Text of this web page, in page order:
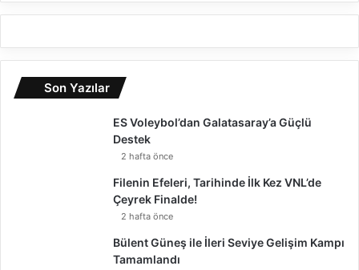
Son Yazılar
ES Voleybol’dan Galatasaray’a Güçlü
Destek
2 hafta önce
Filenin Efeleri, Tarihinde İlk Kez VNL’de
Çeyrek Finalde!
2 hafta önce
Bülent Güneş ile İleri Seviye Gelişim Kampı
Tamamlandı